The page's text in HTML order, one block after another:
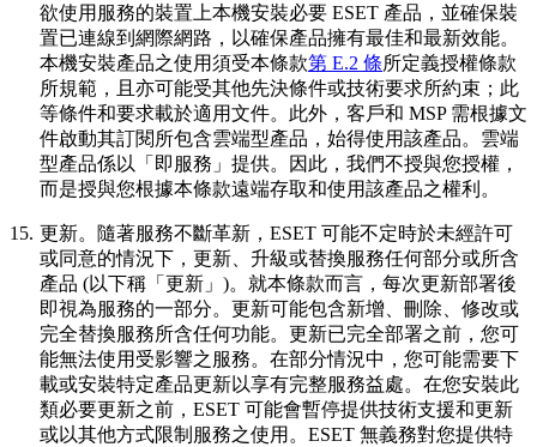
欲使用服務的裝置上本機安裝必要 ESET 產品，並確保裝
置已連線到網際網路，以確保產品擁有最佳和最新效能。
本機安裝產品之使用須受本條款第 E.2 條所定義授權條款
所規範，且亦可能受其他先決條件或技術要求所約束；此
等條件和要求載於適用文件。此外，客戶和 MSP 需根據文
件啟動其訂閱所包含雲端型產品，始得使用該產品。雲端
型產品係以「即服務」提供。因此，我們不授與您授權，
而是授與您根據本條款遠端存取和使用該產品之權利。
15. 更新。 隨著服務不斷革新，ESET 可能不定時於未經許可
或同意的情況下，更新、升級或替換服務任何部分或所含
產品 (以下稱「更新」)。就本條款而言，每次更新部署後
即視為服務的一部分。更新可能包含新增、刪除、修改或
完全替換服務所含任何功能。更新已完全部署之前，您可
能無法使用受影響之服務。在部分情況中，您可能需要下
載或安裝特定產品更新以享有完整服務益處。在您安裝此
類必要更新之前，ESET 可能會暫停提供技術支援和更新
或以其他方式限制服務之使用。ESET 無義務對您提供特